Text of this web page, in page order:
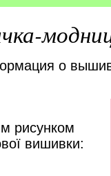
о
рисунком
вишивки: